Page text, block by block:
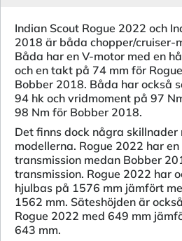
Indian Scout Rogue 2022 och
2018 är båda chopper/cruiser-
Båda har en V-motor med en
och en takt på 74 mm för
Bobber 2018. Båda har också
94 hk och vridmoment på 97
98 Nm för Bobber 2018.
Det finns dock några skillnader
modellerna. Rogue 2022 har
transmission medan Bobber
transmission. Rogue 2022 har
hjulbas på 1576 mm jämfört
1562 mm. Säteshöjden är
Rogue 2022 med 649 mm
643 mm.